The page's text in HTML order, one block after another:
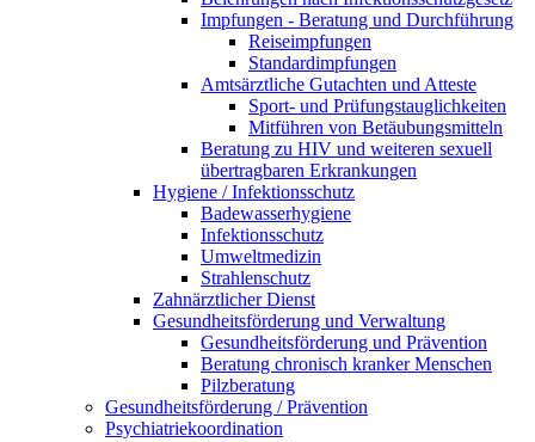
Impfungen - Beratung und Durchführung
Reiseimpfungen
Standardimpfungen
Amtsärztliche Gutachten und Atteste
Sport- und Prüfungstauglichkeiten
Mitführen von Betäubungsmitteln
Beratung zu HIV und weiteren sexuell
übertragbaren Erkrankungen
Hygiene / Infektionsschutz
Badewasserhygiene
Infektionsschutz
Umweltmedizin
Strahlenschutz
Zahnärztlicher Dienst
Gesundheitsförderung und Verwaltung
Gesundheitsförderung und Prävention
Beratung chronisch kranker Menschen
Pilzberatung
Gesundheits­förderung / Prävention
Psychiatriekoordination